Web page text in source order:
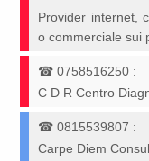
Provider internet,
o commerciale sui
☎0758516250 :
C D R Centro
☎0815539807 :
Carpe Diem